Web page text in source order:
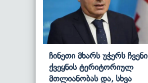
Ჩინეთი Მხარს Უჭერს Ჩვენი
Ქვეყნის Ტერიტორიულ
Მთლიანობას Და, Სხვა